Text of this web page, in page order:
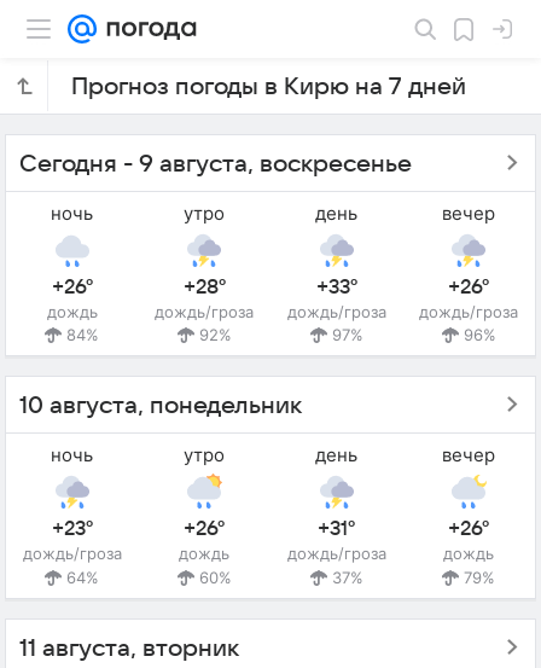
Прогноз погоды в Кирю на 7 дней
Сегодня - 9 августа, воскресенье
ночь
+26°
дождь
84%
утро
+28°
дождь/гроза
92%
день
+33°
дождь/гроза
97%
вечер
+26°
дождь/гроза
96%
10 августа, понедельник
ночь
+23°
дождь/гроза
64%
утро
+26°
дождь
60%
день
+31°
дождь/гроза
37%
вечер
+26°
дождь
79%
11 августа, вторник